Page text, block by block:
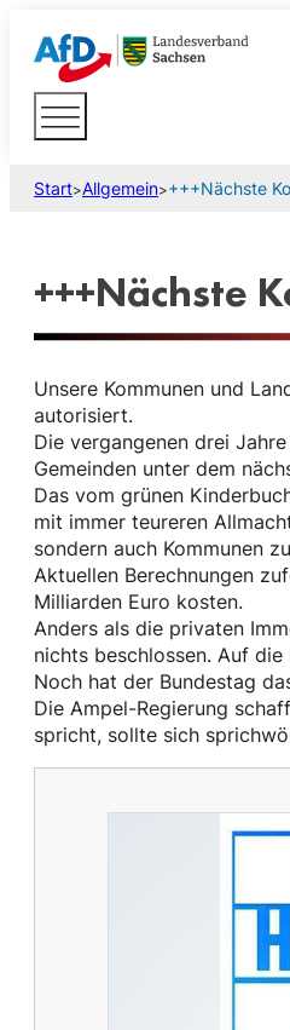
Start>Allgemein>+++Nächste
+++Nächste
Unsere Kommunen und
autorisiert.
Die vergangenen drei
Gemeinden unter dem
Das vom grünen
mit immer teureren
sondern auch Kommunen
Aktuellen Berechnungen
Milliarden Euro kosten.
Anders als die privaten
nichts beschlossen. Auf
Noch hat der Bundestag
Die Ampel-Regierung
spricht, sollte sich